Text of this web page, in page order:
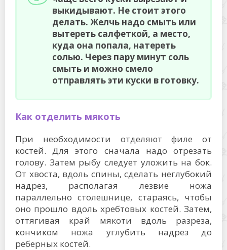
выкидывают. Не стоит этого
делать. Желчь надо смыть или
вытереть салфеткой, а место,
куда она попала, натереть
солью. Через пару минут соль
смыть и можно смело
отправлять эти куски в готовку.
Как отделить мякоть
При необходимости отделяют филе от
костей. Для этого сначала надо отрезать
голову. Затем рыбу следует уложить на бок.
От хвоста, вдоль спины, сделать неглубокий
надрез, располагая лезвие ножа
параллельно столешнице, стараясь, чтобы
оно прошло вдоль хребтовых костей. Затем,
оттягивая край мякоти вдоль разреза,
кончиком ножа углубить надрез до
реберных костей.